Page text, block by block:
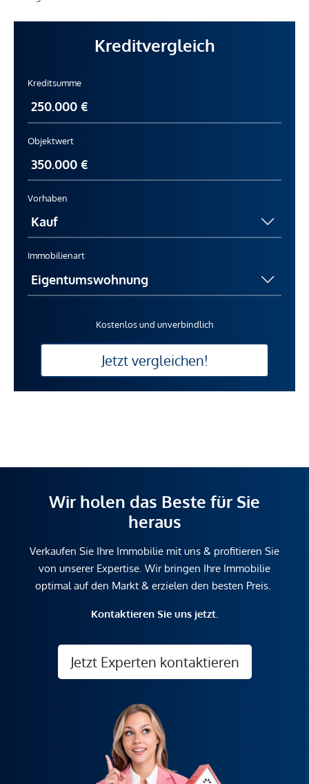
Kreditvergleich
Kreditsumme
Objektwert
Vorhaben
Immobilienart
Kostenlos und unverbindlich
Jetzt vergleichen!
Wir holen das Beste für Sie
heraus
Verkaufen Sie Ihre Immobilie mit uns & profitieren Sie
von unserer Expertise. Wir bringen Ihre Immobilie
optimal auf den Markt & erzielen den besten Preis.
Kontaktieren Sie uns jetzt.
Jetzt Experten kontaktieren